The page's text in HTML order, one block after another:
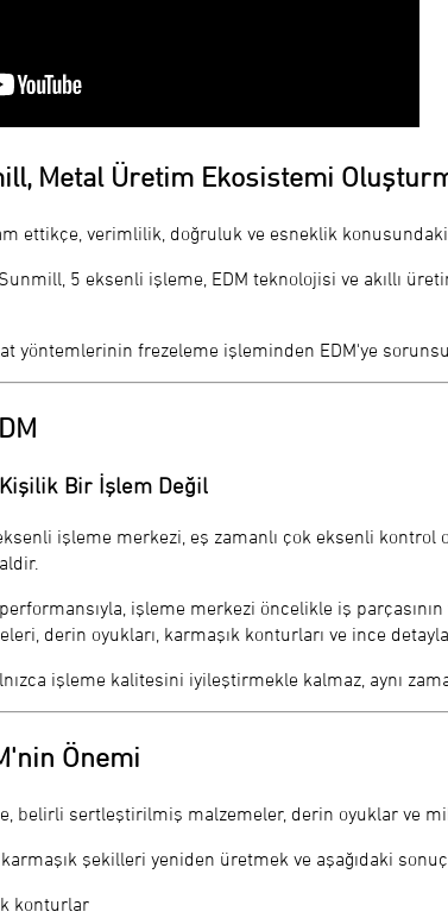
Metal Üretim Ekosistemi
ettikçe, verimlilik, doğruluk ve esneklik
5 eksenli işleme, EDM teknolojisi ve akıllı
yöntemlerinin frezeleme işleminden EDM'ye
Bir İşlem Değil
işleme merkezi, eş zamanlı çok eksenli kontrol
işleme merkezi öncelikle iş
derin oyukları, karmaşık konturları ve ince
işleme kalitesini iyileştirmekle kalmaz, aynı
Önemi
belirli sertleştirilmiş malzemeler, derin oyuklar ve
karmaşık şekilleri yeniden üretmek ve aşağıdaki
konturlar